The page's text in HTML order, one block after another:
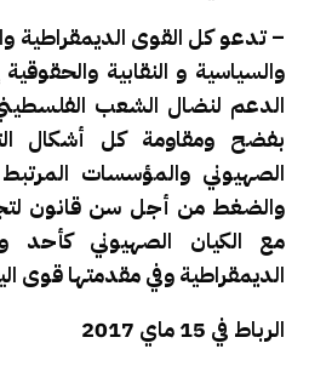
– تدعو كل القوى الديمقراطية
والسياسية و النقابية
الدعم لنضال الشعب
بفضح ومقاومة كل أشكال
الصهيوني والمؤسسات
والضغط من أجل سن قانون
مع الكيان الصهيوني كأحد
الديمقراطية وفي مقدمتها قوى
الرباط في 15 ماي 2017